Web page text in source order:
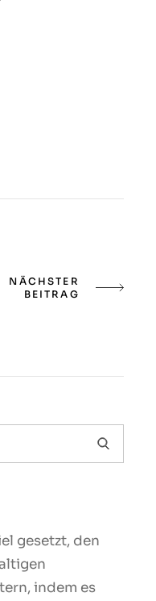
NÄCHSTER
BEITRAG
gesetzt, den
indem es